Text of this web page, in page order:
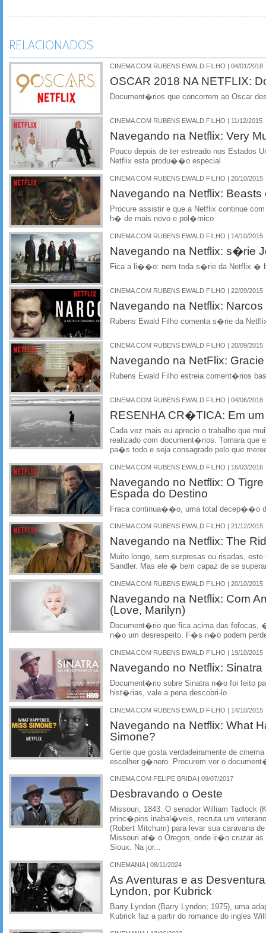
RELACIONADOS
CINEMA COM RUBENS EWALD FILHO | 04/01/2018
OSCAR 2018 NA NETFLIX:
Document�rios que concorrem ao Oscar
CINEMA COM RUBENS EWALD FILHO | 11/12/2015
Navegando na Netflix: Very
Pouco depois de ter estreado nos Estados
Netflix esta produ��o especial
CINEMA COM RUBENS EWALD FILHO | 20/10/2015
Navegando na Netflix: Beasts
Procure assistir e que a Netflix continue
h� de mais novo e pol�mico
CINEMA COM RUBENS EWALD FILHO | 14/10/2015
Navegando na Netflix: s�rie
Fica a li��o: nem toda s�rie da Netflix �
CINEMA COM RUBENS EWALD FILHO | 22/09/2015
Navegando na Netflix: Narcos
Rubens Ewald Filho comenta s�rie da
CINEMA COM RUBENS EWALD FILHO | 20/09/2015
Navegando na NetFlix:
Rubens Ewald Filho estreia coment�rios
CINEMA COM RUBENS EWALD FILHO | 04/06/2018
RESENHA CR�TICA: Em
Cada vez mais eu aprecio o trabalho que
realizado com document�rios. Tomara que
pa�s todo e seja consagrado pelo que
CINEMA COM RUBENS EWALD FILHO | 16/03/2016
Navegando no Netflix: O
Espada do Destino
Fraca continua��o, uma total decep��o
CINEMA COM RUBENS EWALD FILHO | 21/12/2015
Navegando na Netflix: The
Muito longo, sem surpresas ou risadas,
Sandler. Mas ele � bem capaz de se
CINEMA COM RUBENS EWALD FILHO | 20/10/2015
Navegando na Netflix: Com
(Love, Marilyn)
Document�rio que fica acima das fofocas,
n�o um desrespeito. F�s n�o podem
CINEMA COM RUBENS EWALD FILHO | 19/10/2015
Navegando no Netflix: Sinatra
Document�rio sobre Sinatra n�o foi feito
hist�rias, vale a pena descobri-lo
CINEMA COM RUBENS EWALD FILHO | 14/10/2015
Navegando na Netflix: What
Simone?
Gente que gosta verdadeiramente de
escolher g�nero. Procurem ver o
CINEMA COM FELIPE BRIDA | 09/07/2017
Desbravando o Oeste
Missouri, 1843. O senador William Tadlock
princ�pios inabal�veis, recruta um
(Robert Mitchum) para levar sua caravana
Missouri at� o Oregon, onde ir�o cruzar
Sioux. Na jor...
CINEMANIA | 08/11/2024
As Aventuras e as
Lyndon, por Kubrick
Barry Lyndon (Barry Lyndon; 1975), uma
Kubrick faz a partir do romance do ingles